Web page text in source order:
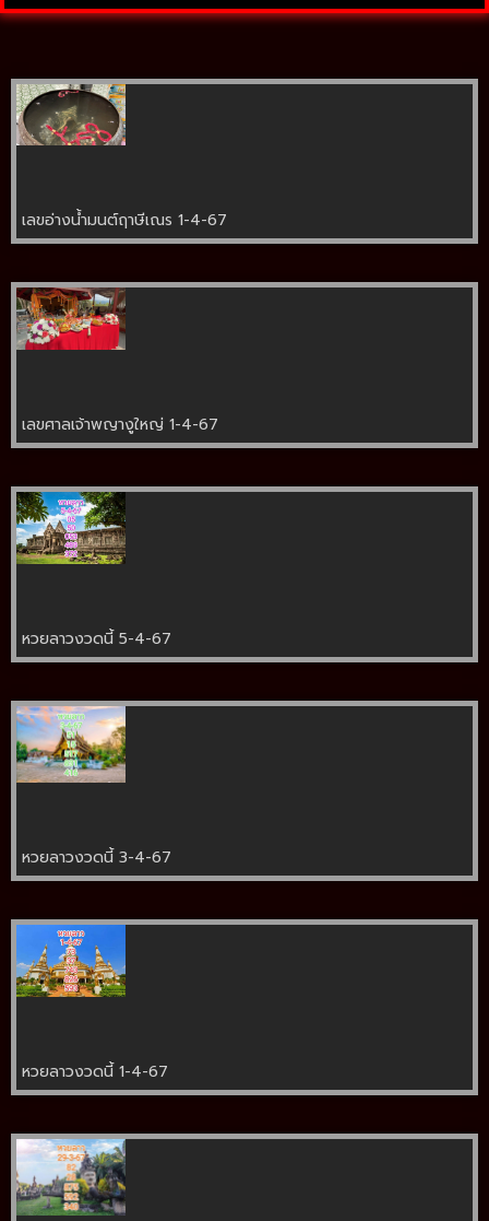
เลขอ่างน้ำมนต์ฤาษีเณร 1-4-67
เลขศาลเจ้าพญางูใหญ่ 1-4-67
หวยลาวงวดนี้ 5-4-67
หวยลาวงวดนี้ 3-4-67
หวยลาวงวดนี้ 1-4-67